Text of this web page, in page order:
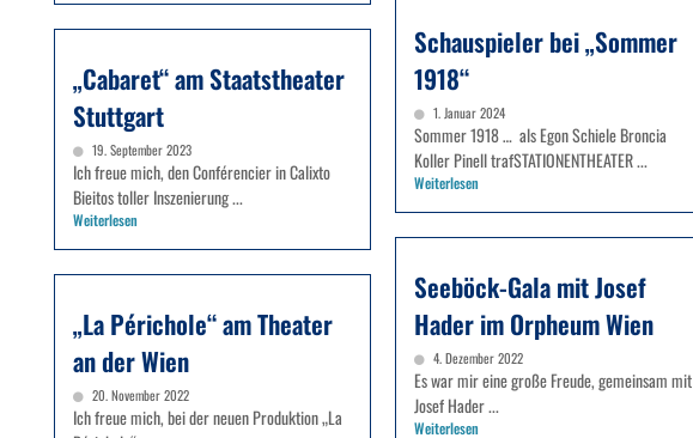
Schauspieler bei „Sommer
1918“
1. Januar 2024
Sommer 1918 … als Egon Schiele Broncia
Koller Pinell trafSTATIONENTHEATER ...
Weiterlesen
„Cabaret“ am Staatstheater
Stuttgart
19. September 2023
Ich freue mich, den Conférencier in Calixto
Bieitos toller Inszenierung ...
Weiterlesen
Seeböck-Gala mit Josef
Hader im Orpheum Wien
4. Dezember 2022
Es war mir eine große Freude, gemeinsam mit
Josef Hader ...
Weiterlesen
„La Périchole“ am Theater
an der Wien
20. November 2022
Ich freue mich, bei der neuen Produktion „La